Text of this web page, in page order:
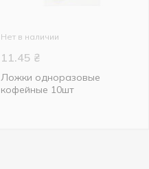
Нет в наличии
11.45 ₴
Ложки одноразовые
кофейные 10шт